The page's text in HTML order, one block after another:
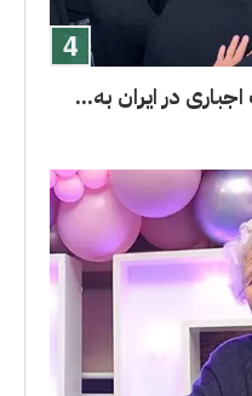
در ایران به...